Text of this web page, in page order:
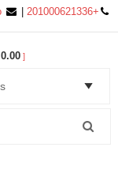
+201000621336
0.00 EGP ]
Search